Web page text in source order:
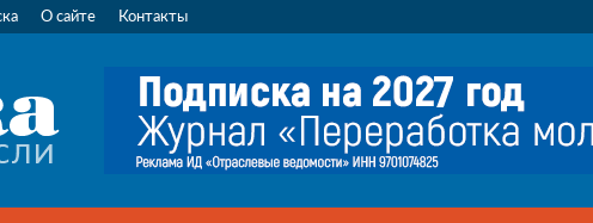
О сайте Контакты